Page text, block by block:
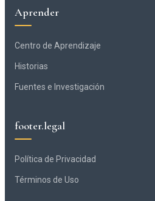
Aprender
Centro de Aprendizaje
Historias
Fuentes e Investigación
footer.legal
Política de Privacidad
Términos de Uso